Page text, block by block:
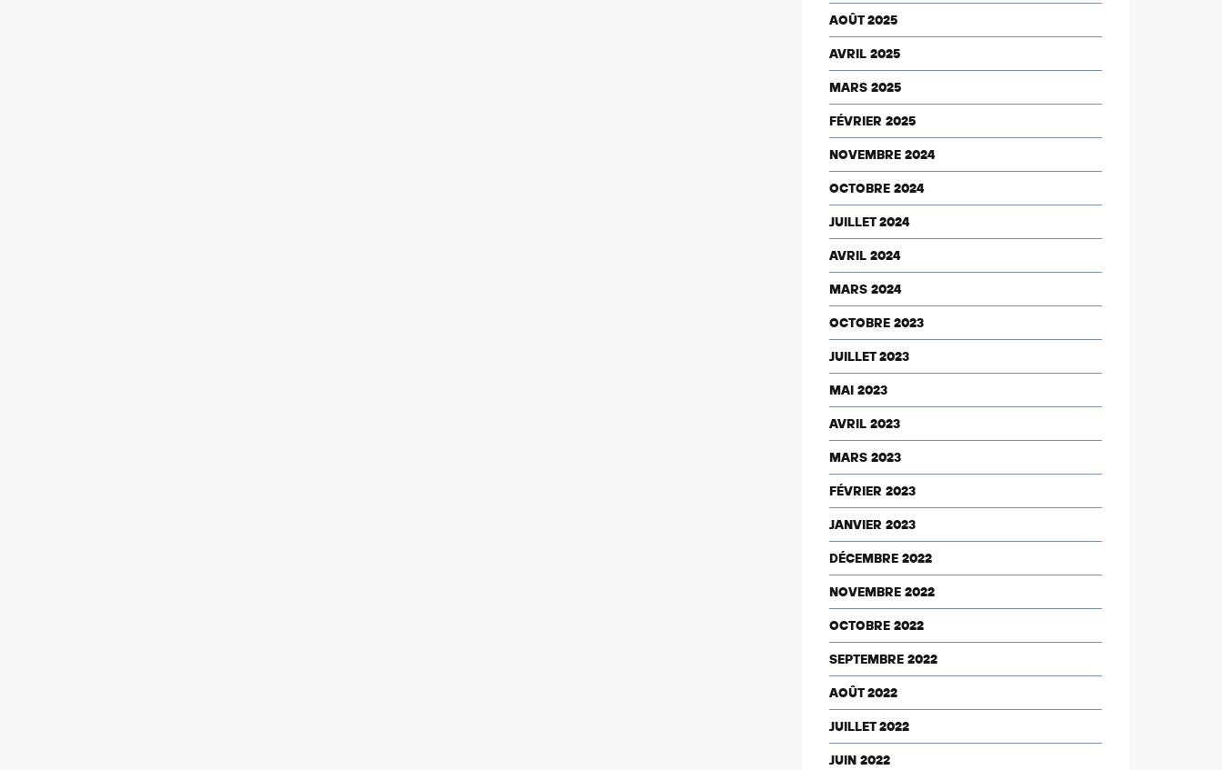
AOÛT 2025
AVRIL 2025
MARS 2025
FÉVRIER 2025
NOVEMBRE 2024
OCTOBRE 2024
JUILLET 2024
AVRIL 2024
MARS 2024
OCTOBRE 2023
JUILLET 2023
MAI 2023
AVRIL 2023
MARS 2023
FÉVRIER 2023
JANVIER 2023
DÉCEMBRE 2022
NOVEMBRE 2022
OCTOBRE 2022
SEPTEMBRE 2022
AOÛT 2022
JUILLET 2022
JUIN 2022